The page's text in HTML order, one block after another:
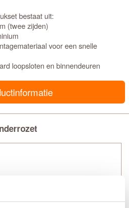
bestaat uit:
(twee zijden)
voor een snelle
loopsloten en binnendeuren